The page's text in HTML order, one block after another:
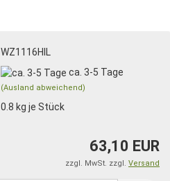
WZ1116HIL
ca. 3-5 Tage
(Ausland abweichend)
0.8 kg je Stück
63,10 EUR
zzgl. MwSt. zzgl. Versand